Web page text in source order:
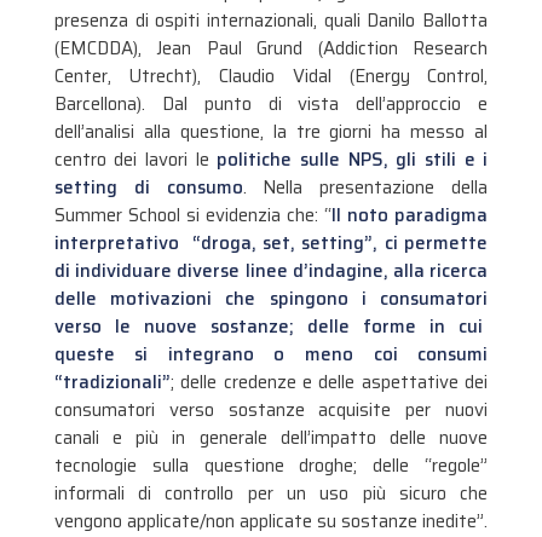
presenza di ospiti internazionali, quali Danilo Ballotta
(EMCDDA), Jean Paul Grund (Addiction Research
Center, Utrecht), Claudio Vidal (Energy Control,
Barcellona). Dal punto di vista dell’approccio e
dell’analisi alla questione, la tre giorni ha messo al
centro dei lavori le politiche sulle NPS, gli stili e i
setting di consumo. Nella presentazione della
Summer School si evidenzia che: “Il noto paradigma
interpretativo “droga, set, setting”, ci permette
di individuare diverse linee d’indagine, alla ricerca
delle motivazioni che spingono i consumatori
verso le nuove sostanze; delle forme in cui
queste si integrano o meno coi consumi
“tradizionali”; delle credenze e delle aspettative dei
consumatori verso sostanze acquisite per nuovi
canali e più in generale dell’impatto delle nuove
tecnologie sulla questione droghe; delle “regole”
informali di controllo per un uso più sicuro che
vengono applicate/non applicate su sostanze inedite”.